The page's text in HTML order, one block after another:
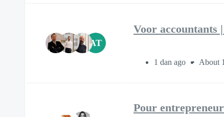
AT
Voor accountants
1 dan ago About
Pour